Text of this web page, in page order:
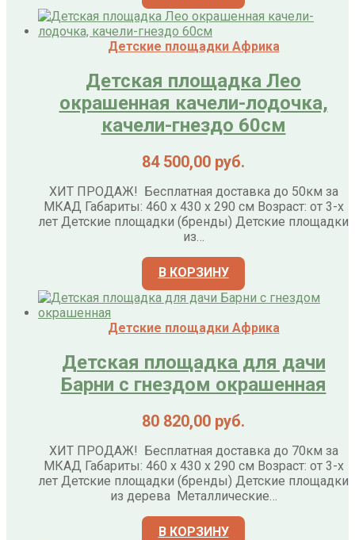
Детские площадки Африка
Детская площадка Лео
окрашенная качели-лодочка,
качели-гнездо 60см
84 500,00 руб.
ХИТ ПРОДАЖ! Бесплатная доставка до 50км за
МКАД Габариты: 460 х 430 х 290 см Возраст: от 3-х
лет Детские площадки (бренды) Детские площадки
из…
В КОРЗИНУ
Детские площадки Африка
Детская площадка для дачи
Барни с гнездом окрашенная
80 820,00 руб.
ХИТ ПРОДАЖ! Бесплатная доставка до 70км за
МКАД Габариты: 460 х 430 х 290 см Возраст: от 3-х
лет Детские площадки (бренды) Детские площадки
из дерева Металлические…
В КОРЗИНУ